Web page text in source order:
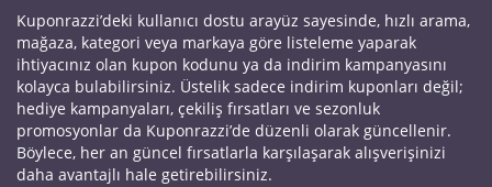
Kuponrazzi’deki kullanıcı dostu arayüz sayesinde, hızlı arama,
mağaza, kategori veya markaya göre listeleme yaparak
ihtiyacınız olan kupon kodunu ya da indirim kampanyasını
kolayca bulabilirsiniz. Üstelik sadece indirim kuponları değil;
hediye kampanyaları, çekiliş fırsatları ve sezonluk
promosyonlar da Kuponrazzi’de düzenli olarak güncellenir.
Böylece, her an güncel fırsatlarla karşılaşarak alışverişinizi
daha avantajlı hale getirebilirsiniz.